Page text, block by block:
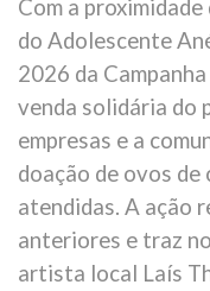
Com a proximidade
do Adolescente
2026 da
venda solidária do
empresas e a
doação de ovos
atendidas. A ação
anteriores e traz
artista local Laís